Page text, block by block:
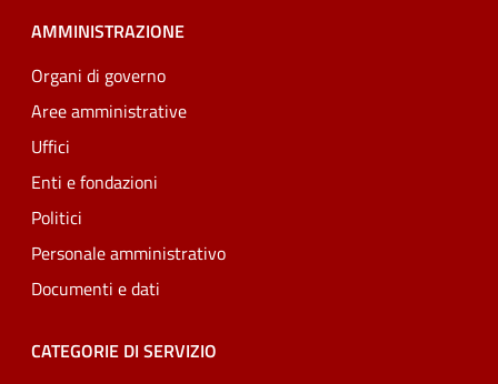
AMMINISTRAZIONE
Organi di governo
Aree amministrative
Uffici
Enti e fondazioni
Politici
Personale amministrativo
Documenti e dati
CATEGORIE DI SERVIZIO